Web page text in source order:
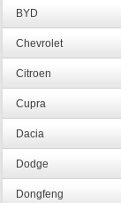
BYD
Chevrolet
Citroen
Cupra
Dacia
Dodge
Dongfeng